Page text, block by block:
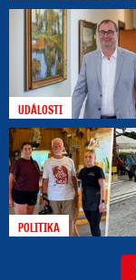
UDÁLOSTI
POLITIKA